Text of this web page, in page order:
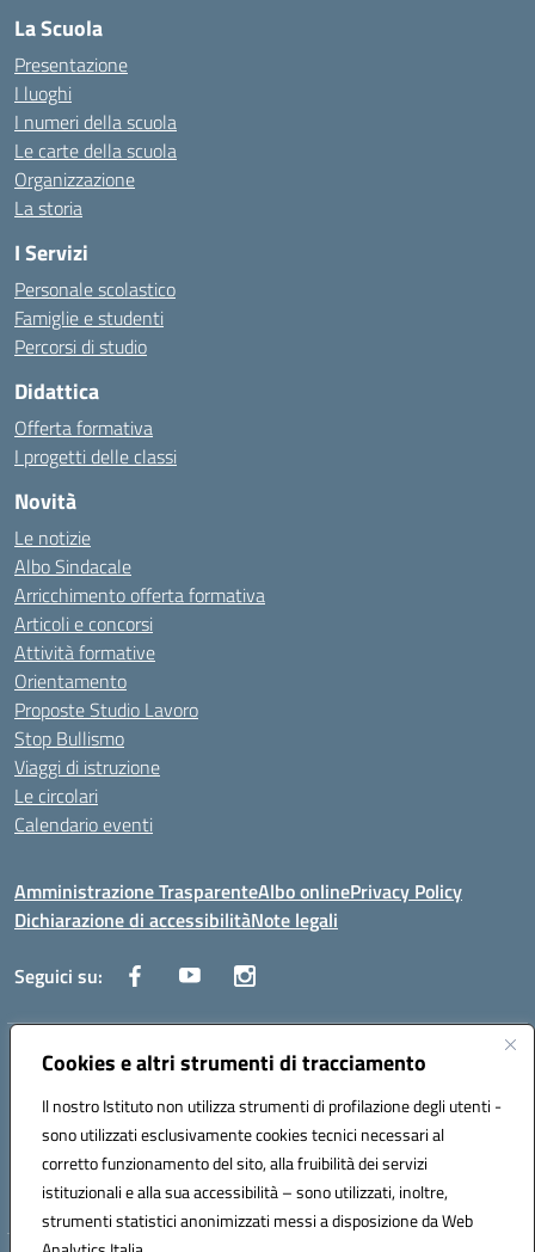
Cookies e altri strumenti di tracciamento
Il nostro Istituto non utilizza strumenti di profilazione degli utenti -
sono utilizzati esclusivamente cookies tecnici necessari al
corretto funzionamento del sito, alla fruibilità dei servizi
istituzionali e alla sua accessibilità – sono utilizzati, inoltre,
strumenti statistici anonimizzati messi a disposizione da Web
La Scuola
Presentazione
I luoghi
I numeri della scuola
Le carte della scuola
Organizzazione
La storia
I Servizi
Personale scolastico
Famiglie e studenti
Percorsi di studio
Didattica
Offerta formativa
I progetti delle classi
Novità
Le notizie
Albo Sindacale
Arricchimento offerta formativa
Articoli e concorsi
Attività formative
Orientamento
Proposte Studio Lavoro
Stop Bullismo
Viaggi di istruzione
Le circolari
Calendario eventi
Amministrazione TrasparenteAlbo onlinePrivacy Policy
Dichiarazione di accessibilitàNote legali
Seguici su:
Indirizzo:Corso Fornari, 1 - 70056 Molfetta
Posta elettronica certificata (PEC):BARH04000D@pec.istruzione.it
Codice fiscale: 93249230728
Codice meccanografico: BARH04000D